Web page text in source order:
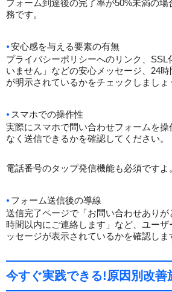
フォーム到達後の完了率が50%未満の場
務です。
安心感を与える要素の有無
プライバシーポリシーへのリンク、SSL
いません」などの安心メッセージ、24
が明示されているかをチェックしましょ
スマホでの操作性
実際にスマホで問い合わせフォームを操
なく送信できるかを確認してください。
電話番号のタップ発信機能も必須ですよ
フォーム送信後の導線
送信完了ページで「お問い合わせあり
時間以内にご連絡します」など、ユーザ
ッセージが表示されているかを確認しま
今すぐ実践できる!原因別改善